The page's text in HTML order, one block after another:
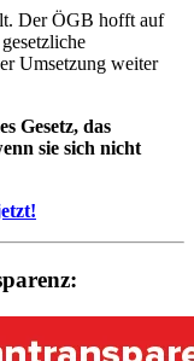
Der ÖGB hofft auf
Umsetzung weiter
Gesetz, das
sie sich nicht